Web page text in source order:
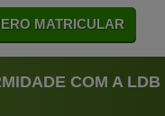
MATRICULAR
COM A LDB